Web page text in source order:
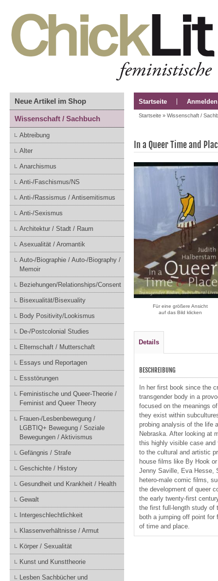
Neue Artikel im Shop
Wissenschaft / Sachbuch
Abtreibung
Alter
Anarchismus
Anti-/Faschismus/NS
Anti-/Rassismus / Antisemitismus
Anti-/Sexismus
Architektur / Stadt / Raum
Asexualität / Aromantik
Auto-/Biographie / Auto-/Biography /
Memoir
Beziehungen/Relationships/Consent
Bisexualität/Bisexuality
Body Positivity/Lookismus
De-/Postcolonial Studies
Elternschaft / Mutterschaft
Essays und Reportagen
Essstörungen
Feministische und Queer-Theorie /
Feminist and Queer Theory
Frauen-/Lesbenbewegung /
LGBTIQ+ Bewegung / Soziale
Bewegungen / Aktivismus
Gefängnis / Strafe
Geschichte / History
Gesundheit und Krankheit / Health
Gewalt
Intergeschlechtlichkeit
Klassenverhältnisse / Armut
Körper / Sexualität
Kunst und Kunsttheorie
Lesben Sachbücher und
Startseite Anmelden
Startseite » Wissenschaft /
In a Queer Time and
Für eine größere Ansicht
auf das Bild klicken
Details
BESCHREIBUNG
In her first book since the
transgender body in a
focused on the meanings
they exist within
probing analysis of the life
Nebraska. After looking at
this highly visible case and
to the cultural and artistic
house films like By Hook
Jenny Saville, Eva Hesse,
hetero-male comic films,
the development of queer
the early twenty-first
the first full-length study of
both a jumping off point
of time and place.